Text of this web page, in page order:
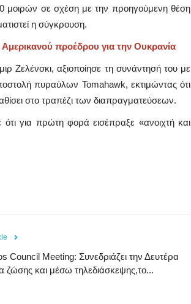
μοιρών σε σχέση με την προηγούμενη θέση
η σύγκρουση.
προέδρου για την Ουκρανία
Ζελένσκι, αξιοποίησε τη συνάντησή του με
πυραύλων Tomahawk, εκτιμώντας ότι
στο τραπέζι των διαπραγματεύσεων.
για πρώτη φορά εισέπραξε «ανοιχτή και
Council Meeting: Συνεδριάζει την Δευτέρα
ζώσης και μέσω τηλεδιάσκεψης,το...